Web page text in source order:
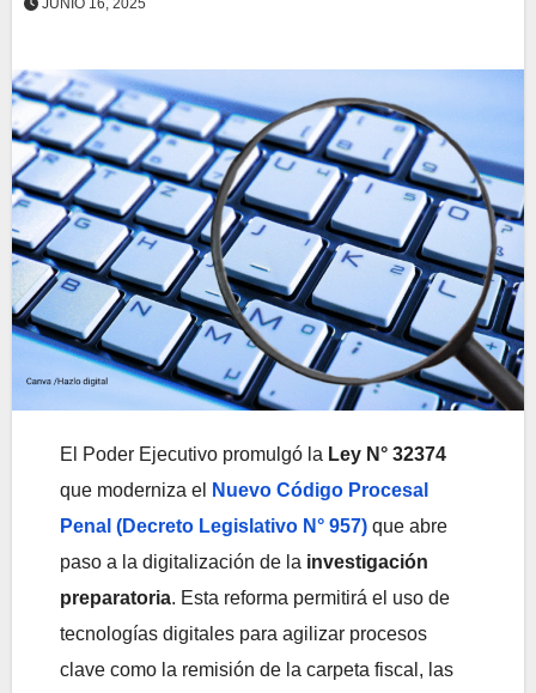
El Poder Ejecutivo promulgó la Ley N° 32374
que moderniza el
Nuevo Código Procesal
Penal (Decreto Legislativo N° 957) que abre
paso a la digitalización de la investigación
preparatoria. Esta reforma permitirá el uso de
tecnologías digitales para agilizar procesos
clave como la remisión de la carpeta fiscal, las